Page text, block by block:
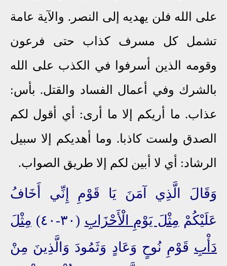
على الله فلن يهديه إلى النصر. والآية عامة
تشمل كل مسرف كذاب حتى فرعون
وقومه الذين أسرفوا في الكذب على الله
بالشرك وفي أعمال الفساد والقتل. بأس:
عذاب. ما أريكم إلا ما أرى: أي أقول لكم
الصدق ولست كاذبا. وما أهديكم إلا سبيل
الرشاد: أي لا أبين لكم إلا طريق الصواب.
وَقَالَ الَّذِي آمَنَ يَا قَوْمِ إِنِّي أَخَافُ
عَلَيْكُمْ مِثْلَ يَوْمِ الْأَحْزَابِ (٣٠-٤٠)
مِثْلَ
دَأْبِ قَوْمِ نُوحٍ وَعَادٍ وَثَمُودَ وَالَّذِينَ مِنْ